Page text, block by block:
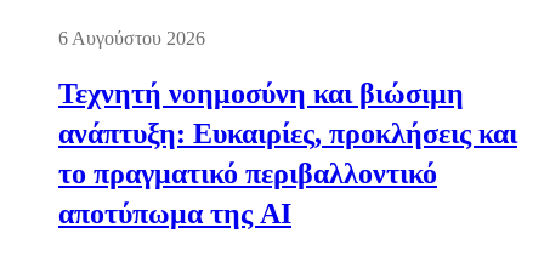
6 Αυγούστου 2026
Τεχνητή νοημοσύνη και βιώσιμη
ανάπτυξη: Ευκαιρίες, προκλήσεις και
το πραγματικό περιβαλλοντικό
αποτύπωμα της AI